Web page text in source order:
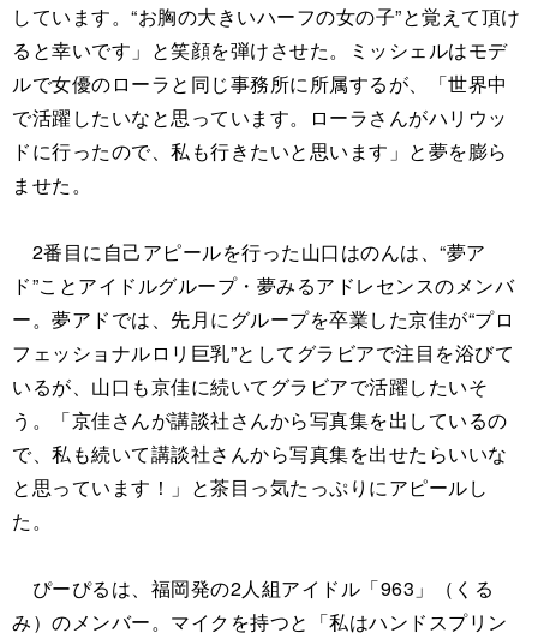
しています。“お胸の大きいハーフの女の子”と覚えて頂け
ると幸いです」と笑顔を弾けさせた。ミッシェルはモデ
ルで女優のローラと同じ事務所に所属するが、「世界中
で活躍したいなと思っています。ローラさんがハリウッ
ドに行ったので、私も行きたいと思います」と夢を膨ら
ませた。
2番目に自己アピールを行った山口はのんは、“夢ア
ド”ことアイドルグループ・夢みるアドレセンスのメンバ
ー。夢アドでは、先月にグループを卒業した京佳が“プロ
フェッショナルロリ巨乳”としてグラビアで注目を浴びて
いるが、山口も京佳に続いてグラビアで活躍したいそ
う。「京佳さんが講談社さんから写真集を出しているの
で、私も続いて講談社さんから写真集を出せたらいいな
と思っています！」と茶目っ気たっぷりにアピールし
た。
ぴーぴるは、福岡発の2人組アイドル「963」（くる
み）のメンバー。マイクを持つと「私はハンドスプリン